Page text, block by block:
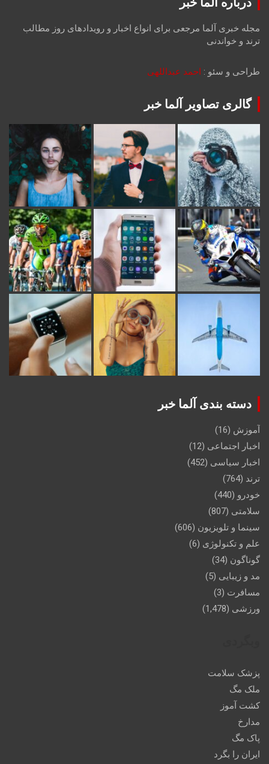
مجله خبری آلما مرجعی برای انواع اخبار و رویدادهای روز مطالب
ترند و خواندنی
طراحی و سئو : احمد عبداللهی
گالری تصاویر آلما خبر
دسته بندی آلما خبر
آموزش (16)
اخبار اجتماعی (12)
اخبار سیاسی (452)
ترند (764)
خودرو (440)
سلامتی (807)
سینما و تلویزیون (606)
علم و تکنولوژی (6)
گوناگون (34)
مد و زیبایی (5)
مسافرت (3)
ورزشی (1,478)
پزشک سلامت
ملک مگ
کشت آموز
مدارخ
پاک مگ
ایران را بگرد